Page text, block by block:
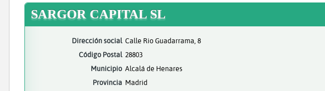
SARGOR CAPITAL SL
Dirección social Calle Rio Guadarrama, 8
Código Postal 28803
Municipio Alcalá de Henares
Provincia Madrid